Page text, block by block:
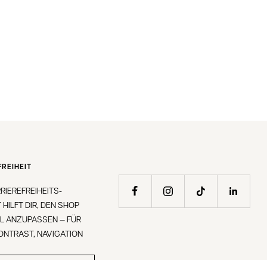
DIR, DEN SHOP
ANZUPASSEN — FÜR
NAVIGATION